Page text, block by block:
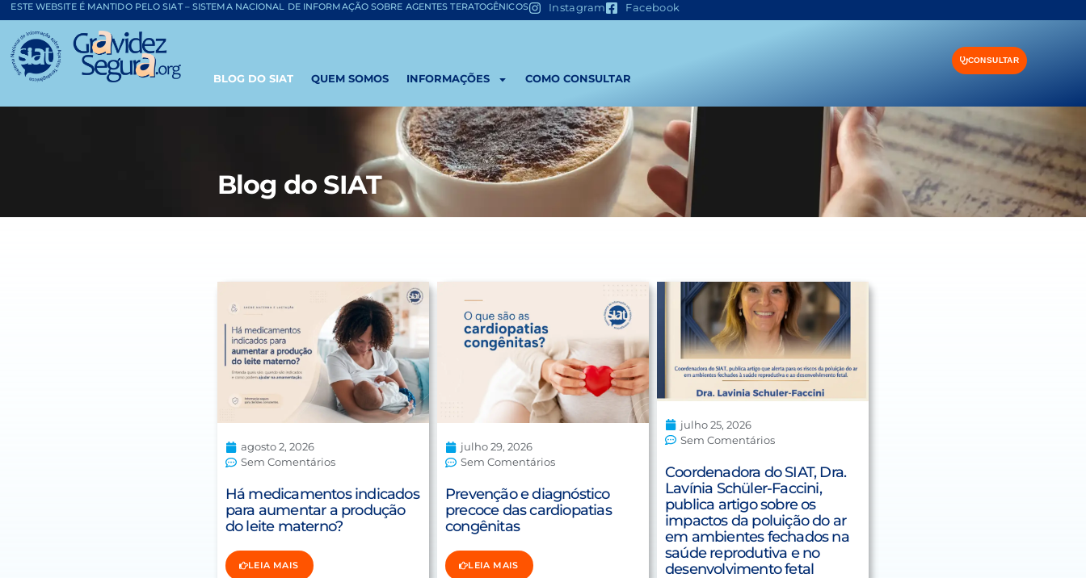
conteúdo
ESTE WEBSITE É MANTIDO PELO SIAT – SISTEMA NACIONAL DE INFORMAÇÃO SOBRE AGENTES TERATOGÊNICOS Instagram Facebook
BLOG DO SIAT QUEM SOMOS INFORMAÇÕES COMO CONSULTAR
CONSULTAR
Blog do SIAT
agosto 2, 2026
Sem Comentários
Há medicamentos indicados
para aumentar a produção
do leite materno?
LEIA MAIS
julho 29, 2026
Sem Comentários
Prevenção e diagnóstico
precoce das cardiopatias
congênitas
LEIA MAIS
julho 25, 2026
Sem Comentários
Coordenadora do SIAT, Dra.
Lavínia Schüler-Faccini,
publica artigo sobre os
impactos da poluição do ar
em ambientes fechados na
saúde reprodutiva e no
desenvolvimento fetal